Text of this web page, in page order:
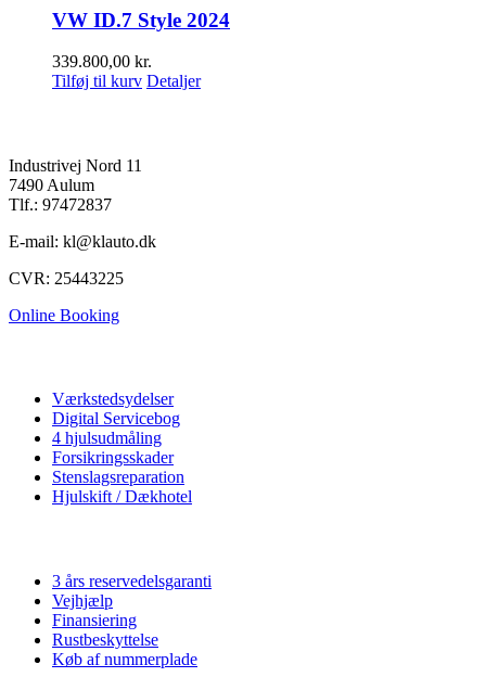
VW ID.7 Style 2024
339.800,00 kr.
Tilføj til kurv Detaljer
Industrivej Nord 11
7490 Aulum
Tlf.: 97472837
E-mail: kl@klauto.dk
CVR: 25443225
Online Booking
Værkstedsydelser
Digital Servicebog
4 hjulsudmåling
Forsikringsskader
Stenslagsreparation
Hjulskift / Dækhotel
3 års reservedelsgaranti
Vejhjælp
Finansiering
Rustbeskyttelse
Køb af nummerplade